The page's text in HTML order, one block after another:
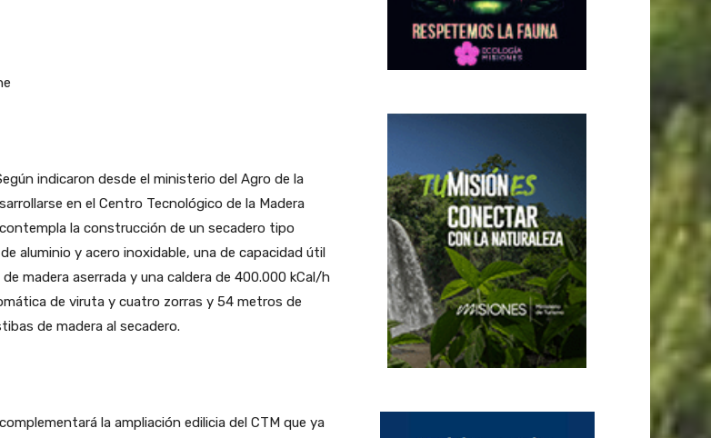
indicaron desde el ministerio del Agro de la
en el Centro Tecnológico de la Madera
la construcción de un secadero tipo
aluminio y acero inoxidable, una de capacidad útil
madera aserrada y una caldera de 400.000 kCal/h
de viruta y cuatro zorras y 54 metros de
de madera al secadero.
la ampliación edilicia del CTM que ya